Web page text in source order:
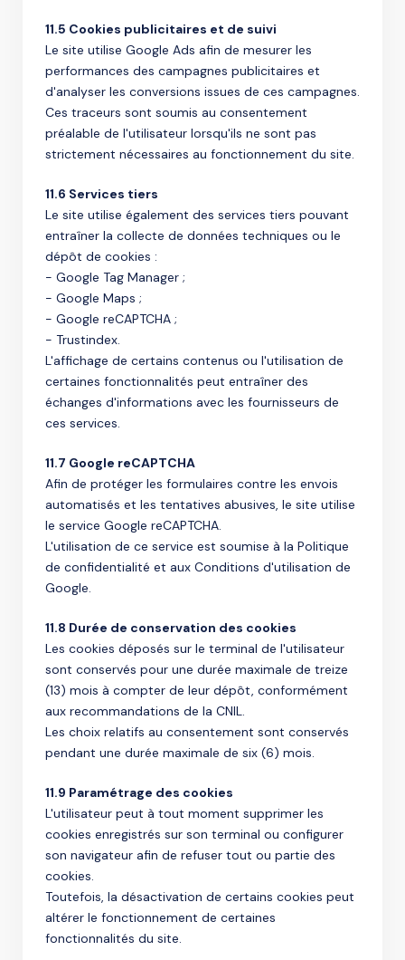
11.5 Cookies publicitaires et de suivi
Le site utilise Google Ads afin de mesurer les
performances des campagnes publicitaires et
d'analyser les conversions issues de ces campagnes.
Ces traceurs sont soumis au consentement
préalable de l'utilisateur lorsqu'ils ne sont pas
strictement nécessaires au fonctionnement du site.
11.6 Services tiers
Le site utilise également des services tiers pouvant
entraîner la collecte de données techniques ou le
dépôt de cookies :
- Google Tag Manager ;
- Google Maps ;
- Google reCAPTCHA ;
- Trustindex.
L'affichage de certains contenus ou l'utilisation de
certaines fonctionnalités peut entraîner des
échanges d'informations avec les fournisseurs de
ces services.
11.7 Google reCAPTCHA
Afin de protéger les formulaires contre les envois
automatisés et les tentatives abusives, le site utilise
le service Google reCAPTCHA.
L'utilisation de ce service est soumise à la Politique
de confidentialité et aux Conditions d'utilisation de
Google.
11.8 Durée de conservation des cookies
Les cookies déposés sur le terminal de l'utilisateur
sont conservés pour une durée maximale de treize
(13) mois à compter de leur dépôt, conformément
aux recommandations de la CNIL.
Les choix relatifs au consentement sont conservés
pendant une durée maximale de six (6) mois.
11.9 Paramétrage des cookies
L'utilisateur peut à tout moment supprimer les
cookies enregistrés sur son terminal ou configurer
son navigateur afin de refuser tout ou partie des
cookies.
Toutefois, la désactivation de certains cookies peut
altérer le fonctionnement de certaines
fonctionnalités du site.